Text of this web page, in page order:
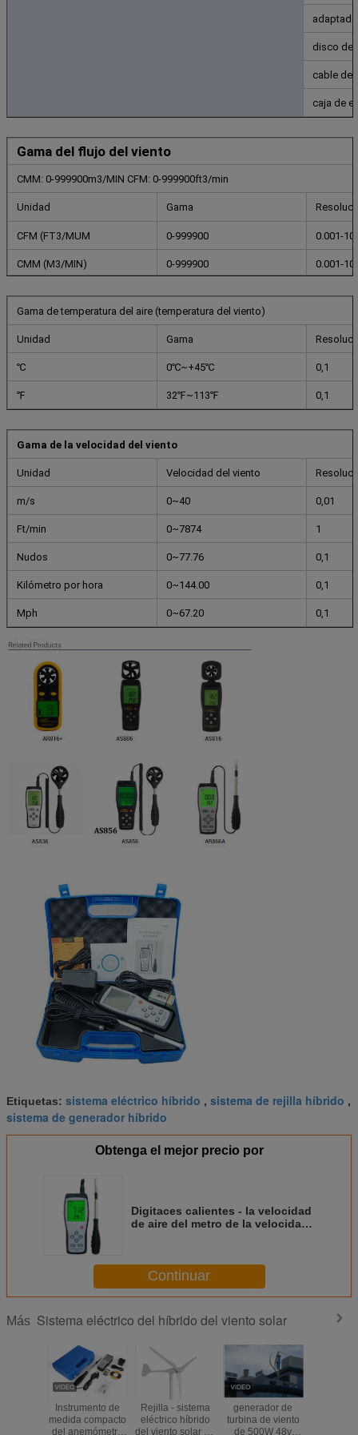
disco
cable de
caja de
Gama del flujo del viento
CMM: 0-999900m3/MIN CFM: 0-999900ft3/min
Unidad Gama
CFM (FT3/MUM 0-999900 0.001-
CMM (M3/MIN) 0-999900 0.001-
Gama de temperatura del aire (temperatura del viento)
Unidad Gama
℃ 0℃~+45℃ 0,1
℉ 32℉~113℉ 0,1
Gama de la velocidad del viento
Unidad Velocidad del viento
m/s 0~40 0,01
Ft/min 0~7874 1
Nudos 0~77.76 0,1
Kilómetro por hora 0~144.00 0,1
Mph 0~67.20 0,1
Etiquetas: sistema eléctrico híbrido , sistema de rejilla híbrido ,
sistema de generador híbrido
Obtenga el mejor precio por
Digitaces calientes - la velocidad
de aire del metro de la velocidad
40m/s de la temperatura se
sostiene a la PC vía el Usb
Continuar
Más Sistema eléctrico del híbrido del viento solar
Instrumento de
medida compacto
del anemómetro
Rejilla - sistema
eléctrico híbrido
del viento solar de
generador de
turbina de viento
de 500W 48v